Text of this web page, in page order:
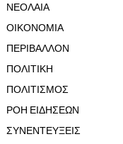
ΝΕΟΛΑΙΑ
ΟΙΚΟΝΟΜΙΑ
ΠΕΡΙΒΑΛΛΟΝ
ΠΟΛΙΤΙΚΗ
ΠΟΛΙΤΙΣΜΟΣ
ΡΟΗ ΕΙΔΗΣΕΩΝ
ΣΥΝΕΝΤΕΥΞΕΙΣ